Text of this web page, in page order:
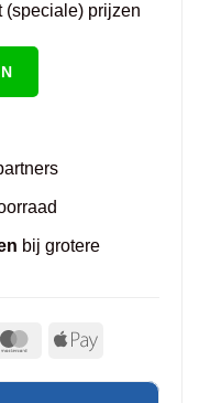
(speciale) prijzen
bij grotere